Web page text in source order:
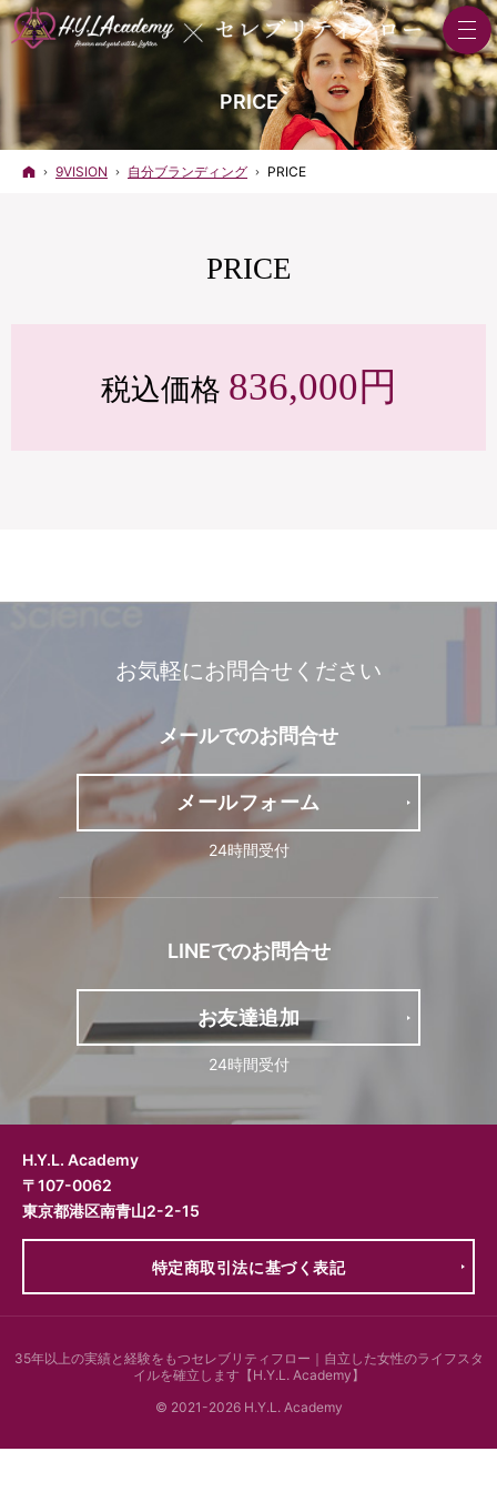
PRICE
ホーム
9VISION 自分ブランディング PRICE
PRICE
税込価格 836,000円
お気軽にお問合せください
メールでのお問合せ
メールフォーム
24時間受付
LINEでのお問合せ
お友達追加
24時間受付
H.Y.L. Academy
〒107-0062
東京都港区南青山2-2-15
特定商取引法に基づく表記
© 2021-2026 H.Y.L. Academy
35年以上の実績と経験をもつセレブリティフロー｜自立した女性のライフスタ
イルを確立します【H.Y.L. Academy】